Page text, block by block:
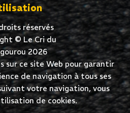
réservés
© Le Cri du
2026
sur ce site Web pour garantir
de navigation à tous ses
votre navigation, vous
de cookies.